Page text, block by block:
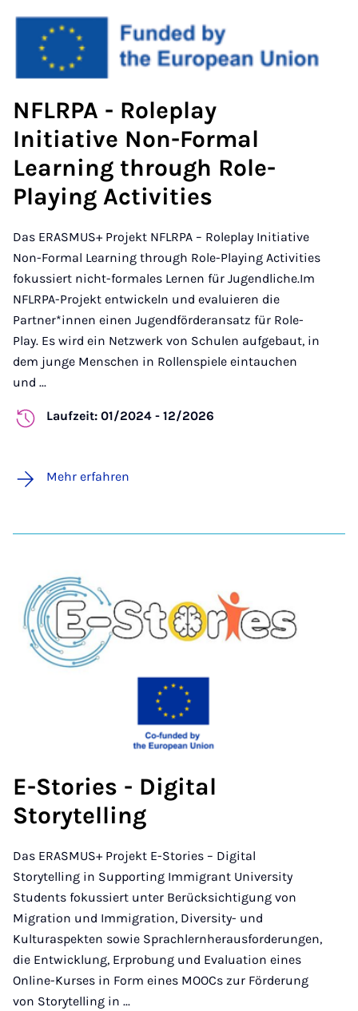
NFLRPA - Roleplay
Initiative Non-Formal
Learning through Role-
Playing Activities
Das ERASMUS+ Projekt NFLRPA – Roleplay Initiative
Non-Formal Learning through Role-Playing Activities
fokussiert nicht-formales Lernen für Jugendliche.Im
NFLRPA-Projekt entwickeln und evaluieren die
Partner*innen einen Jugendförderansatz für Role-
Play. Es wird ein Netzwerk von Schulen aufgebaut, in
dem junge Menschen in Rollenspiele eintauchen
und ...
Laufzeit: 01/2024 - 12/2026
Mehr erfahren
E-Stories - Digital
Storytelling
Das ERASMUS+ Projekt E-Stories – Digital
Storytelling in Supporting Immigrant University
Students fokussiert unter Berücksichtigung von
Migration und Immigration, Diversity- und
Kulturaspekten sowie Sprachlernherausforderungen,
die Entwicklung, Erprobung und Evaluation eines
Online-Kurses in Form eines MOOCs zur Förderung
von Storytelling in ...